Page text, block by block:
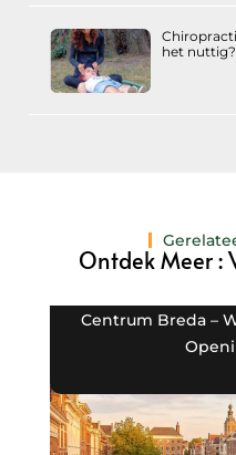
het nuttig?
Ontdek Meer :
Centrum Breda –